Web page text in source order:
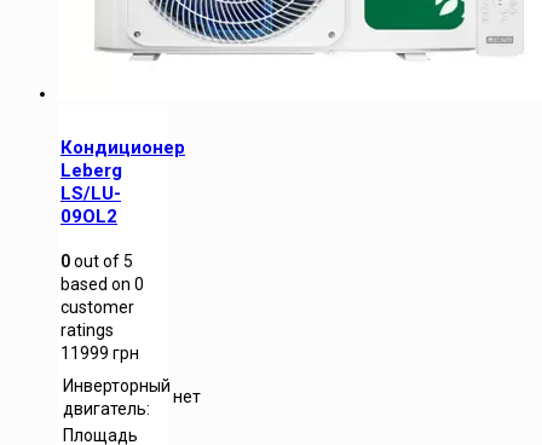
Кондиционер
Leberg
LS/LU-
09OL2
0out of5
based on 0
customer
ratings
11999 грн
Инверторный
двигатель:
нет
Площадь